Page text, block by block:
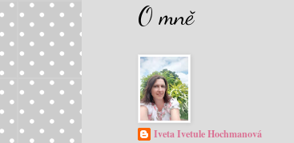
O mně
Iveta Ivetule Hochmanová